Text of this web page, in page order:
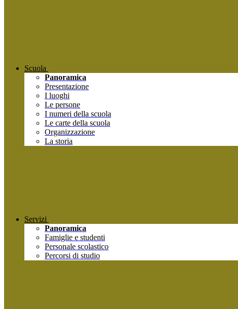
Scuola
Panoramica
Presentazione
I luoghi
Le persone
I numeri della scuola
Le carte della scuola
Organizzazione
La storia
Servizi
Panoramica
Famiglie e studenti
Personale scolastico
Percorsi di studio